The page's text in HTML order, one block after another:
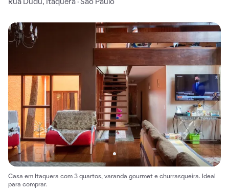
Rua Dudu, Itaquera · São Paulo
Casa em Itaquera com 3 quartos, varanda gourmet e churrasqueira. Ideal
para comprar.